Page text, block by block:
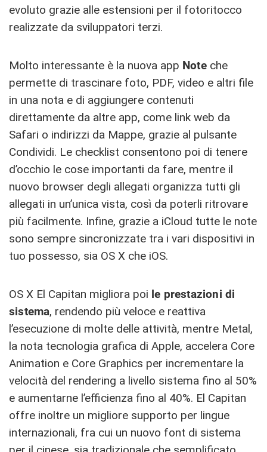
evoluto grazie alle estensioni per il fotoritocco
realizzate da sviluppatori terzi.
Molto interessante è la nuova app Noteche
permette di trascinare foto, PDF, video e altri file
in una nota e di aggiungere contenuti
direttamente da altre app, come link web da
Safari o indirizzi da Mappe, grazie al pulsante
Condividi. Le checklist consentono poi di tenere
d’occhio le cose importanti da fare, mentre il
nuovo browser degli allegati organizza tutti gli
allegati in un’unica vista, così da poterli ritrovare
più facilmente. Infine, grazie a iCloud tutte le note
sono sempre sincronizzate tra i vari dispositivi in
tuo possesso, sia OS X che iOS.
OS X El Capitan migliora poi le prestazioni di
sistema, rendendo più veloce e reattiva
l’esecuzione di molte delle attività, mentre Metal,
la nota tecnologia grafica di Apple, accelera Core
Animation e Core Graphics per incrementare la
velocità del rendering a livello sistema fino al 50%
e aumentarne l’efficienza fino al 40%. El Capitan
offre inoltre un migliore supporto per lingue
internazionali, fra cui un nuovo font di sistema